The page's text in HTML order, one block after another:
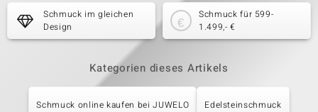
Schmuck im gleichen
Design
Schmuck für 599-
1.499,- €
Kategorien dieses Artikels
Schmuck online kaufen bei JUWELO Edelsteinschmuck